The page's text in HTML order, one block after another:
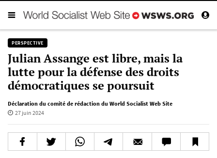
PERSPECTIVE
Julian Assange est libre, mais la
lutte pour la défense des droits
démocratiques se poursuit
Déclaration du comité de rédaction du World Socialist Web Site
27 juin 2024